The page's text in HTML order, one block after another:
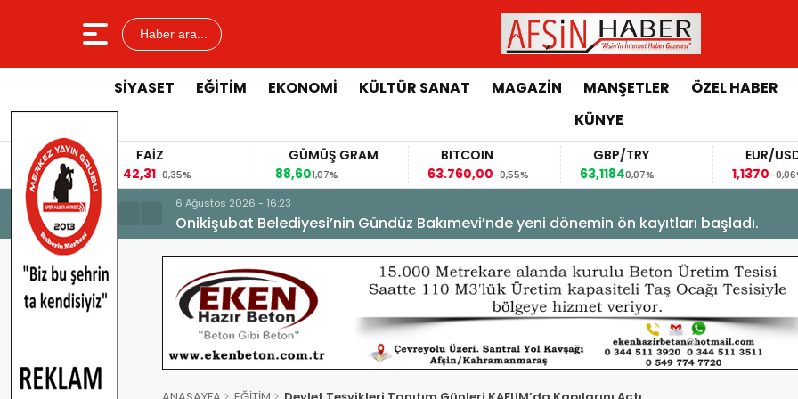
Haber ara...
SİYASET EĞİTİM EKONOMİ KÜLTÜR SANAT MAGAZİN MANŞETLER ÖZEL HABER
KÜNYE
BIST 100
13.943,87 -0,95%
47,3391
EURO
53,8477
GRAM ALTIN
6.168,060,22%
FAİZ
42,31-0,35%
kayıtları başladı. Geleneksel Ağustos Fuarı’nda Sahne Zakkum’un.